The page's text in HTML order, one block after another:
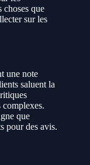
choses que
sur les
une note
saluent la
complexes.
que
pour des avis.